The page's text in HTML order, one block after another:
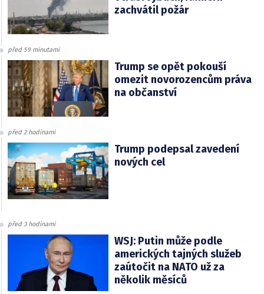
zachvátil požár
před 59 minutami
Trump se opět pokouší
omezit novorozencům práva
na občanství
před 2 hodinami
Trump podepsal zavedení
nových cel
před 3 hodinami
WSJ: Putin může podle
amerických tajných služeb
zaútočit na NATO už za
několik měsíců